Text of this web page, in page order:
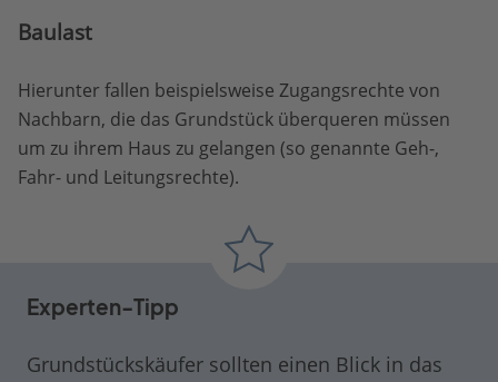
Baulast
Hierunter fallen beispielsweise Zugangsrechte von
Nachbarn, die das Grundstück überqueren müssen
um zu ihrem Haus zu gelangen (so genannte Geh-,
Fahr- und Leitungsrechte).
Experten-Tipp
Grundstückskäufer sollten einen Blick in das